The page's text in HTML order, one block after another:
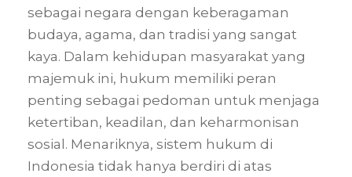
sebagai negara dengan keberagaman
budaya, agama, dan tradisi yang sangat
kaya. Dalam kehidupan masyarakat yang
majemuk ini, hukum memiliki peran
penting sebagai pedoman untuk menjaga
ketertiban, keadilan, dan keharmonisan
sosial. Menariknya, sistem hukum di
Indonesia tidak hanya berdiri di atas